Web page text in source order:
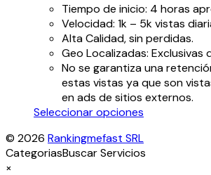
Tiempo de inicio: 4 horas
Velocidad: 1k – 5k vistas
Alta Calidad, sin perdidas.
Geo Localizadas: Exclusivas
No se garantiza una
estas vistas ya que son
en ads de sitios externos.
Seleccionar opciones
tiene
múltiples
© 2026 Rankingmefast SRL
CategoriasBuscar Servicios
×